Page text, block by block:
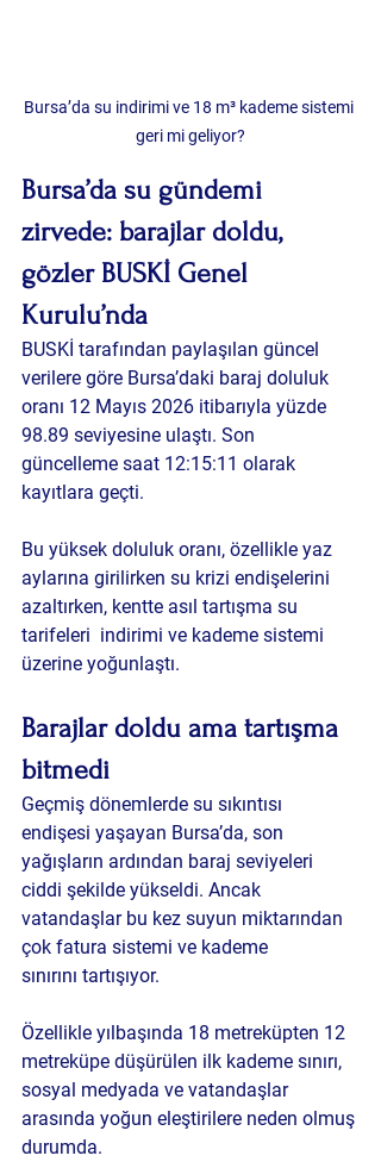
Bursa’da su indirimi ve 18 m³ kademe sistemi
geri mi geliyor?
Bursa’da su gündemi
zirvede: barajlar doldu,
gözler BUSKİ Genel
Kurulu’nda
BUSKİ tarafından paylaşılan güncel
verilere göre Bursa’daki baraj doluluk
oranı 12 Mayıs 2026 itibarıyla yüzde
98.89 seviyesine ulaştı. Son
güncelleme saat 12:15:11 olarak
kayıtlara geçti.
Bu yüksek doluluk oranı, özellikle yaz
aylarına girilirken su krizi endişelerini
azaltırken, kentte asıl tartışma su
tarifeleri  indirimi ve kademe sistemi
üzerine yoğunlaştı.
Barajlar doldu ama tartışma
bitmedi
Geçmiş dönemlerde su sıkıntısı
endişesi yaşayan Bursa’da, son
yağışların ardından baraj seviyeleri
ciddi şekilde yükseldi. Ancak
vatandaşlar bu kez suyun miktarından
çok fatura sistemi ve kademe
sınırını tartışıyor.
Özellikle yılbaşında 18 metreküpten 12
metreküpe düşürülen ilk kademe sınırı,
sosyal medyada ve vatandaşlar
arasında yoğun eleştirilere neden olmuş
durumda.